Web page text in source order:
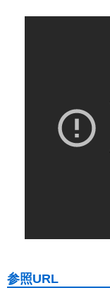
参照URL